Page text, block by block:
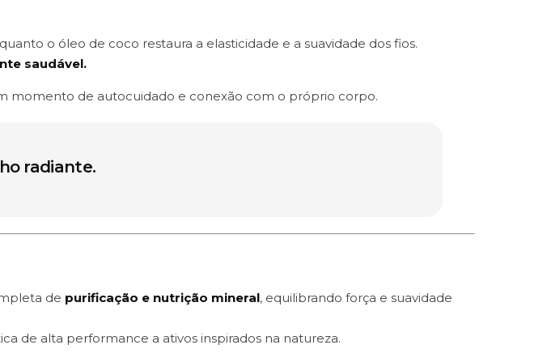
o óleo de coco restaura a elasticidade e a suavidade dos fios.
saudável.
momento de autocuidado e conexão com o próprio corpo.
radiante.
de purificação e nutrição mineral, equilibrando força e suavidade
de alta performance a ativos inspirados na natureza.